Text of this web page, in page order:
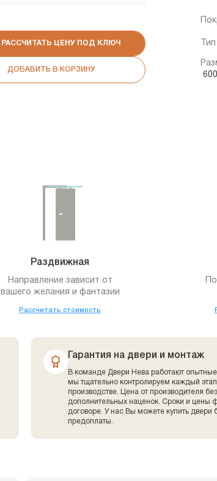
РАССЧИТАТЬ ЦЕНУ ПОД КЛЮЧ
ДОБАВИТЬ В КОРЗИНУ
Раздвижная
Направление зависит от
вашего желания и фантазии
Рассчитать стоимость
Гарантия на двери и монтаж
В команде Двери Нева работают опытные
мы тщательно контролируем каждый
производстве. Цена от производителя без
дополнительных наценок. Сроки и цены
договоре. У нас Вы можете купить двери
предоплаты.